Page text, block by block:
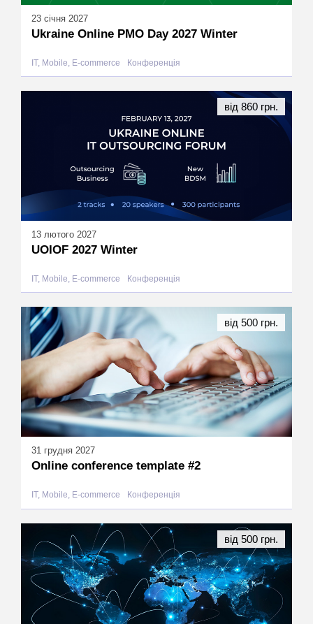
23 січня 2027
Ukraine Online PMO Day 2027 Winter
IT, Mobile, E-commerce Конференція
13 лютого 2027
UOIOF 2027 Winter
IT, Mobile, E-commerce Конференція
від 860 грн.
31 грудня 2027
Online conference template #2
IT, Mobile, E-commerce Конференція
від 500 грн.
від 500 грн.